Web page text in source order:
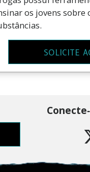
os jovens sobre
SOLICITE